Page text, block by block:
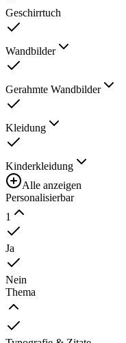
Geschirrtuch
Wandbilder
Gerahmte Wandbilder
Kleidung
Kinderkleidung
Alle anzeigen
Personalisierbar
1
Ja
Nein
Thema